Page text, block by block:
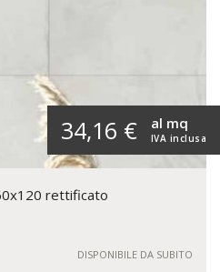
34,16 € IVA inclusa
al mq
rettificato
DISPONIBILE DA SUBITO